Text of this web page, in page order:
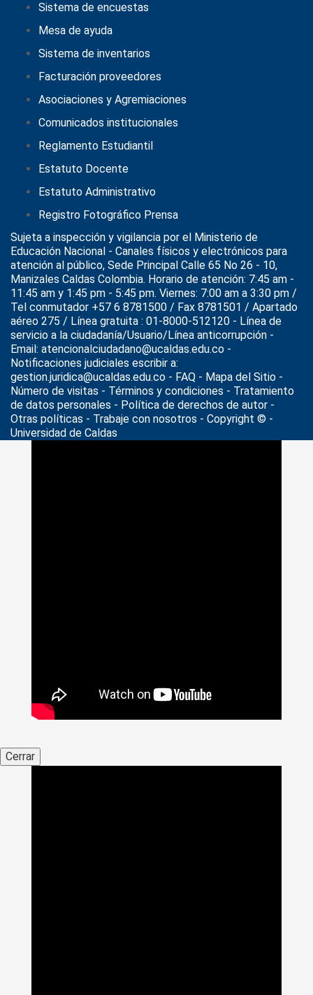
Sistema de encuestas
Mesa de ayuda
Sistema de inventarios
Facturación proveedores
Asociaciones y Agremiaciones
Comunicados institucionales
Reglamento Estudiantil
Estatuto Docente
Estatuto Administrativo
Registro Fotográfico Prensa
Sujeta a inspección y vigilancia por el Ministerio de
Educación Nacional - Canales físicos y electrónicos para
atención al público, Sede Principal Calle 65 No 26 - 10,
Manizales Caldas Colombia. Horario de atención: 7:45 am -
11:45 am y 1:45 pm - 5:45 pm. Viernes: 7:00 am a 3:30 pm /
Tel conmutador +57 6 8781500 / Fax 8781501 / Apartado
aéreo 275 / Línea gratuita : 01-8000-512120 - Línea de
servicio a la ciudadanía/Usuario/Línea anticorrupción -
Email: atencionalciudadano@ucaldas.edu.co -
Notificaciones judiciales escribir a:
gestion.juridica@ucaldas.edu.co - FAQ - Mapa del Sitio -
Número de visitas - Términos y condiciones - Tratamiento
de datos personales - Política de derechos de autor -
Otras políticas - Trabaje con nosotros - Copyright © -
Universidad de Caldas
Cerrar